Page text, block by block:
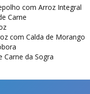
com Arroz Integral
Carne
com Calda de Morango
Carne da Sogra